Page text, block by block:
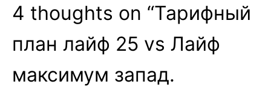
4 thoughts on “Тарифный
план лайф 25 vs Лайф
максимум запад.